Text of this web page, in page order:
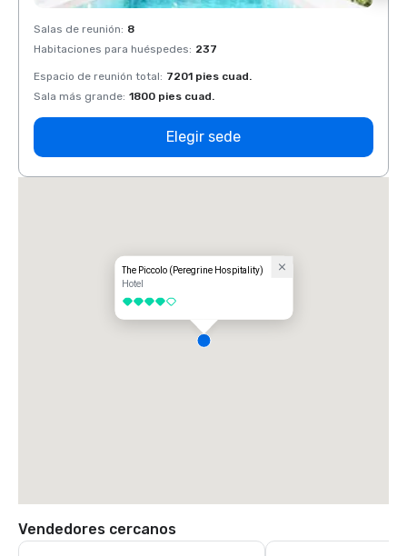
Salas de reunión: 8
Habitaciones para huéspedes: 237
Espacio de reunión total: 7201 pies cuad.
Sala más grande: 1800 pies cuad.
Elegir sede
The Piccolo (Peregrine Hospitality)
Hotel
4 de 5
Vendedores cercanos